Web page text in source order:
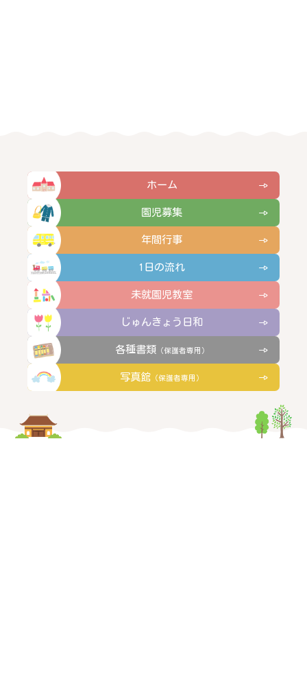
ホーム
園児募集
年間行事
1日の流れ
未就園児教室
じゅんきょう日和
各種書類 （保護者専用）
写真館 （保護者専用）